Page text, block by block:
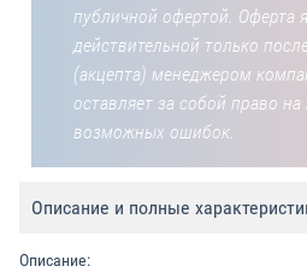
публичной офертой. Оферта
действительной только
(акцепта) менеджером
оставляет за собой право
возможных ошибок.
Описание и полные
Описание: